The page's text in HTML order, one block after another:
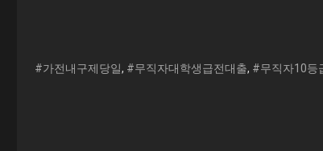
#가전내구제당일, #무직자대학생급전대출, #무직자10등